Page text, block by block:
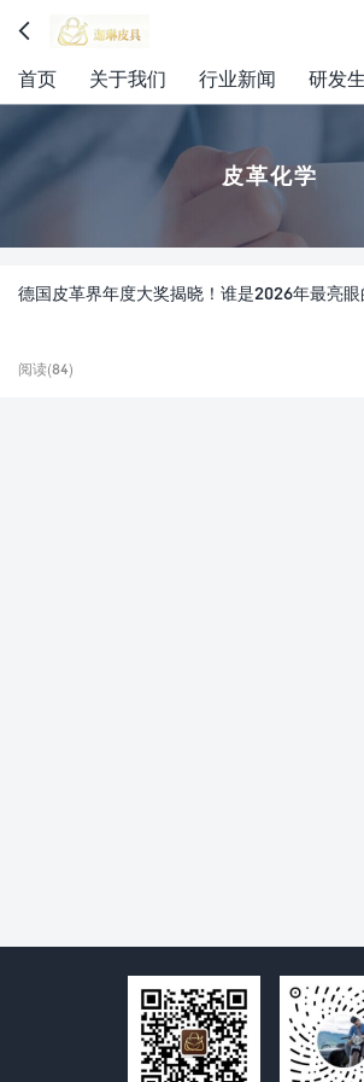

首页 关于我们 行业新闻 研发
皮革化学
德国皮革界年度大奖揭晓！谁是2026年最亮眼
阅读(84)